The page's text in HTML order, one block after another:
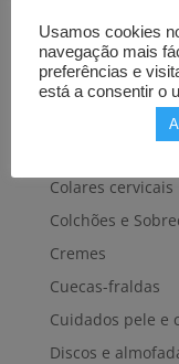
Carros
Cestas, Arneses
Cintas e Faixas
Cintos, Coletes
Colares cervicais
Colchões e
Cremes
Cuecas-fraldas
Cuidados pele e
Discos e
Usamos cookies
navegação mais
preferências e
está a consentir o